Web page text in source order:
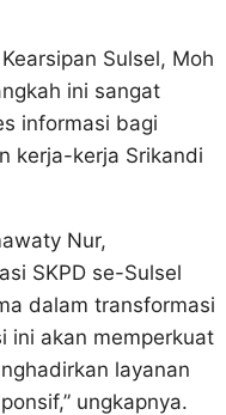
Sulsel, Moh
ini sangat
informasi bagi
kerja-kerja Srikandi
Nur,
SKPD se-Sulsel
dalam transformasi
ini akan memperkuat
layanan
ungkapnya.